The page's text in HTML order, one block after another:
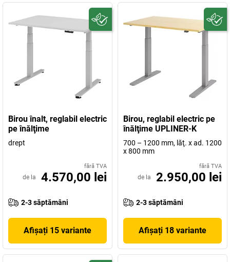
Birou înalt, reglabil electric
pe înălţime
drept
fără TVA
de la 4.570,00 lei
2-3 săptămâni
Afișați 15 variante
Birou, reglabil electric pe
înălţime UPLINER-K
700 – 1200 mm, lăţ. x ad. 1200
x 800 mm
fără TVA
de la 2.950,00 lei
2-3 săptămâni
Afișați 18 variante